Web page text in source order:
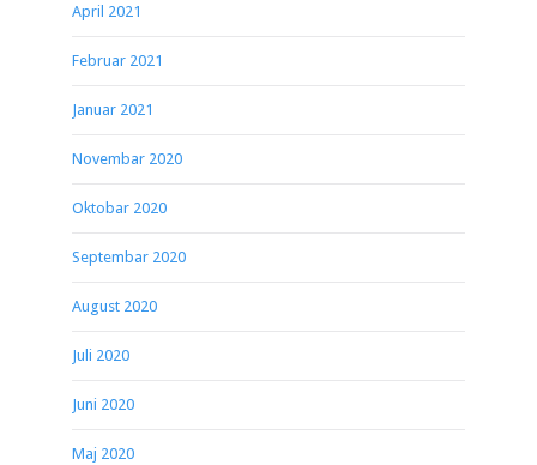
April 2021
Februar 2021
Januar 2021
Novembar 2020
Oktobar 2020
Septembar 2020
August 2020
Juli 2020
Juni 2020
Maj 2020